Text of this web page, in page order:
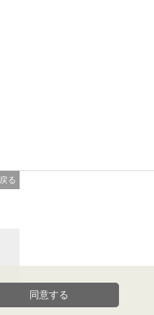
る
同意する